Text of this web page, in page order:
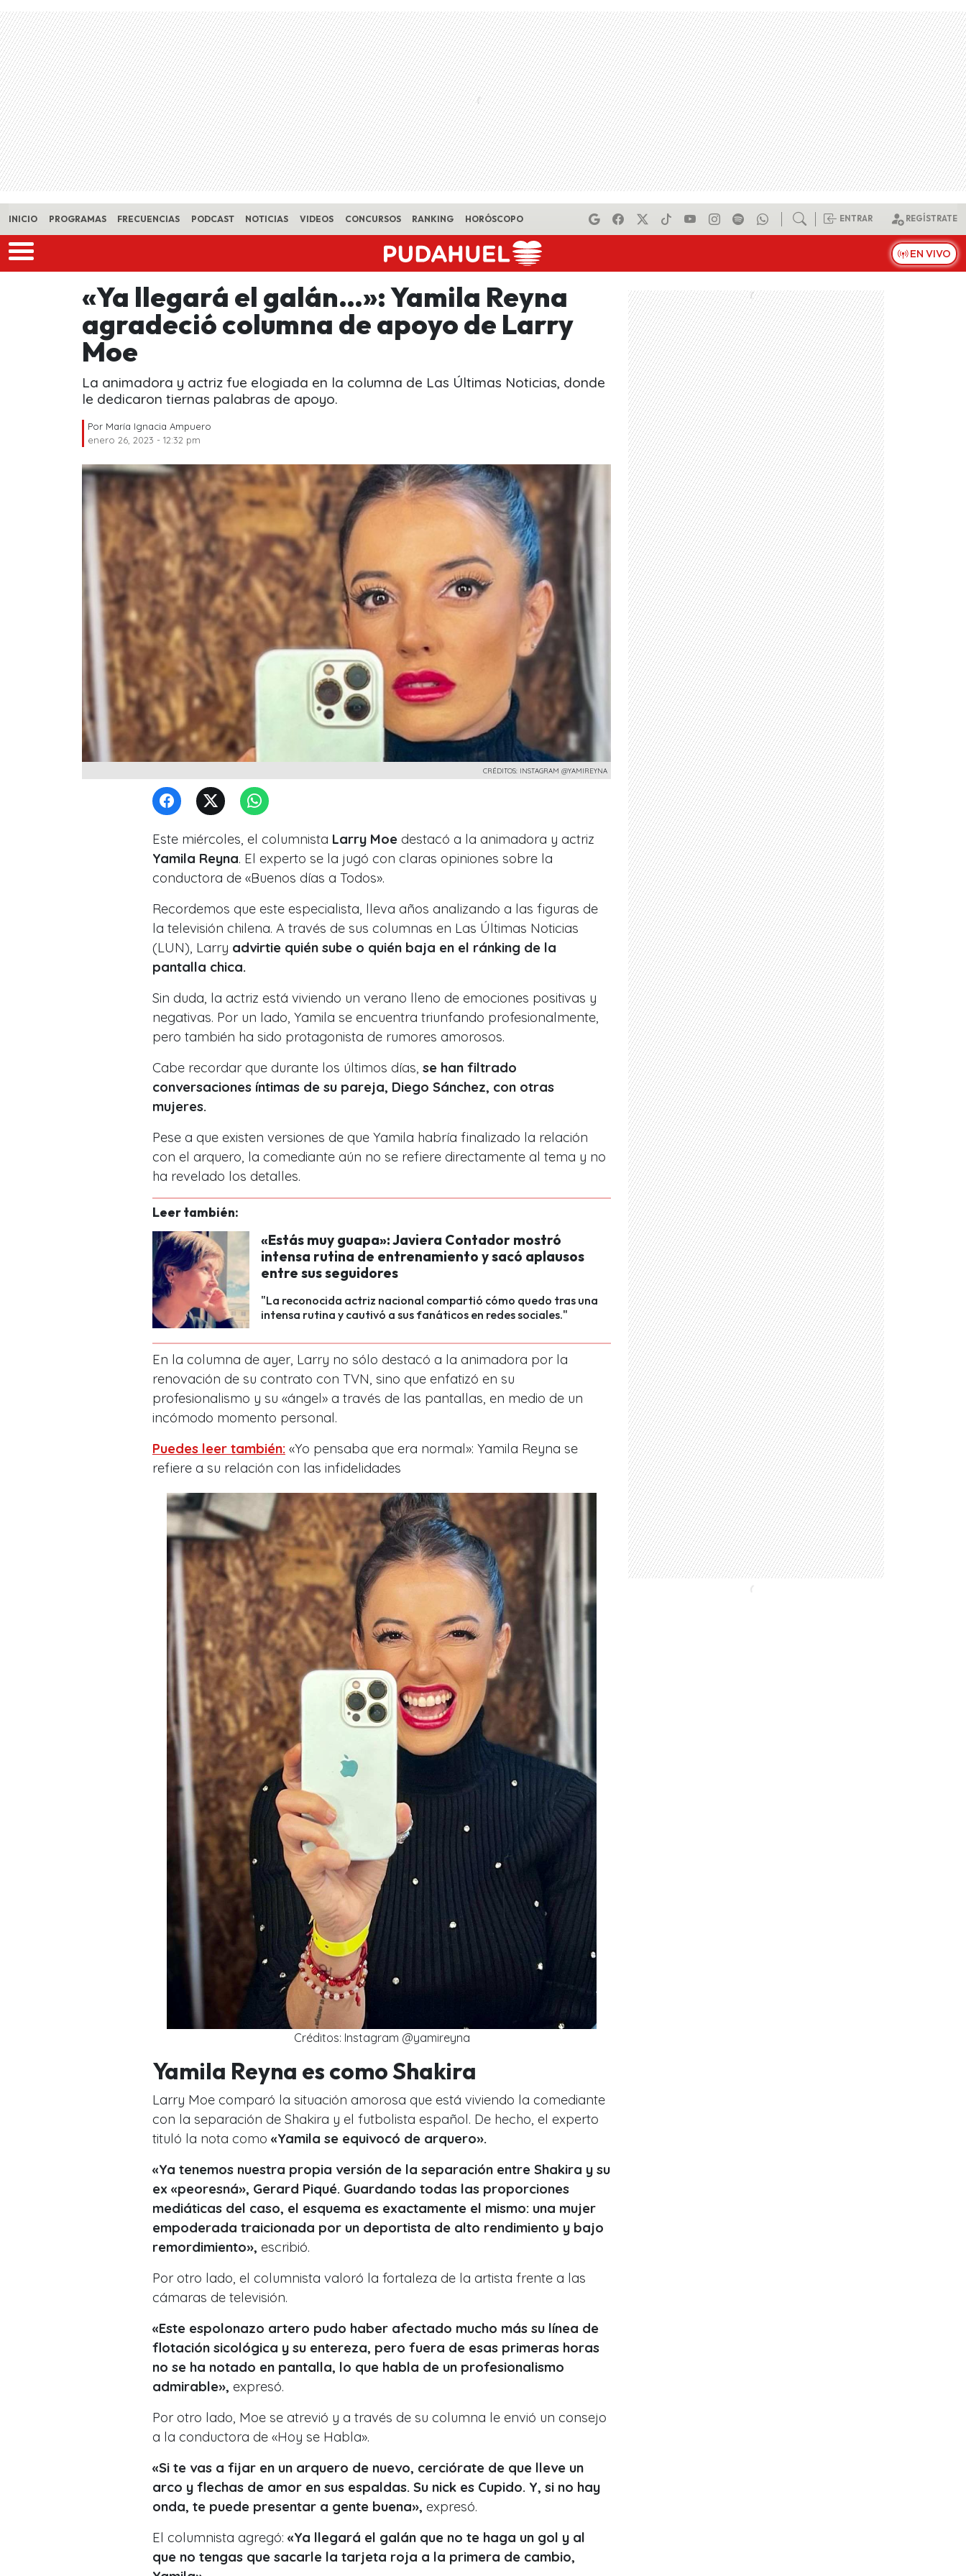
Skip to main content
INICIO PROGRAMAS FRECUENCIAS PODCAST NOTICIAS VIDEOS CONCURSOS RANKING HORÓSCOPO ENTRAR REGÍSTRATE
EN VIVO
«Ya llegará el galán…»: Yamila Reyna
agradeció columna de apoyo de Larry
Moe
La animadora y actriz fue elogiada en la columna de Las Últimas Noticias, donde
le dedicaron tiernas palabras de apoyo.
Por María Ignacia Ampuero
enero 26, 2023 - 12:32 pm
CRÉDITOS: INSTAGRAM @YAMIREYNA
Este miércoles, el columnista Larry Moe destacó a la animadora y actriz
Yamila Reyna. El experto se la jugó con claras opiniones sobre la
conductora de «Buenos días a Todos».
Recordemos que este especialista, lleva años analizando a las figuras de
la televisión chilena. A través de sus columnas en Las Últimas Noticias
(LUN), Larry advirtie quién sube o quién baja en el ránking de la
pantalla chica.
Sin duda, la actriz está viviendo un verano lleno de emociones positivas y
negativas. Por un lado, Yamila se encuentra triunfando profesionalmente,
pero también ha sido protagonista de rumores amorosos.
Cabe recordar que durante los últimos días, se han filtrado
conversaciones íntimas de su pareja, Diego Sánchez, con otras
mujeres.
Pese a que existen versiones de que Yamila habría finalizado la relación
con el arquero, la comediante aún no se refiere directamente al tema y no
ha revelado los detalles.
Leer también:
«Estás muy guapa»: Javiera Contador mostró
intensa rutina de entrenamiento y sacó aplausos
entre sus seguidores
"La reconocida actriz nacional compartió cómo quedo tras una
intensa rutina y cautivó a sus fanáticos en redes sociales."
En la columna de ayer, Larry no sólo destacó a la animadora por la
renovación de su contrato con TVN, sino que enfatizó en su
profesionalismo y su «ángel» a través de las pantallas, en medio de un
incómodo momento personal.
Puedes leer también: «Yo pensaba que era normal»: Yamila Reyna se
refiere a su relación con las infidelidades
Créditos: Instagram @yamireyna
Yamila Reyna es como Shakira
Larry Moe comparó la situación amorosa que está viviendo la comediante
con la separación de Shakira y el futbolista español. De hecho, el experto
tituló la nota como «Yamila se equivocó de arquero».
«Ya tenemos nuestra propia versión de la separación entre Shakira y su
ex «peoresná», Gerard Piqué. Guardando todas las proporciones
mediáticas del caso, el esquema es exactamente el mismo: una mujer
empoderada traicionada por un deportista de alto rendimiento y bajo
remordimiento», escribió.
Por otro lado, el columnista valoró la fortaleza de la artista frente a las
cámaras de televisión.
«Este espolonazo artero pudo haber afectado mucho más su línea de
flotación sicológica y su entereza, pero fuera de esas primeras horas
no se ha notado en pantalla, lo que habla de un profesionalismo
admirable», expresó.
Por otro lado, Moe se atrevió y a través de su columna le envió un consejo
a la conductora de «Hoy se Habla».
«Si te vas a fijar en un arquero de nuevo, cerciórate de que lleve un
arco y flechas de amor en sus espaldas. Su nick es Cupido. Y, si no hay
onda, te puede presentar a gente buena», expresó.
El columnista agregó: «Ya llegará el galán que no te haga un gol y al
que no tengas que sacarle la tarjeta roja a la primera de cambio,